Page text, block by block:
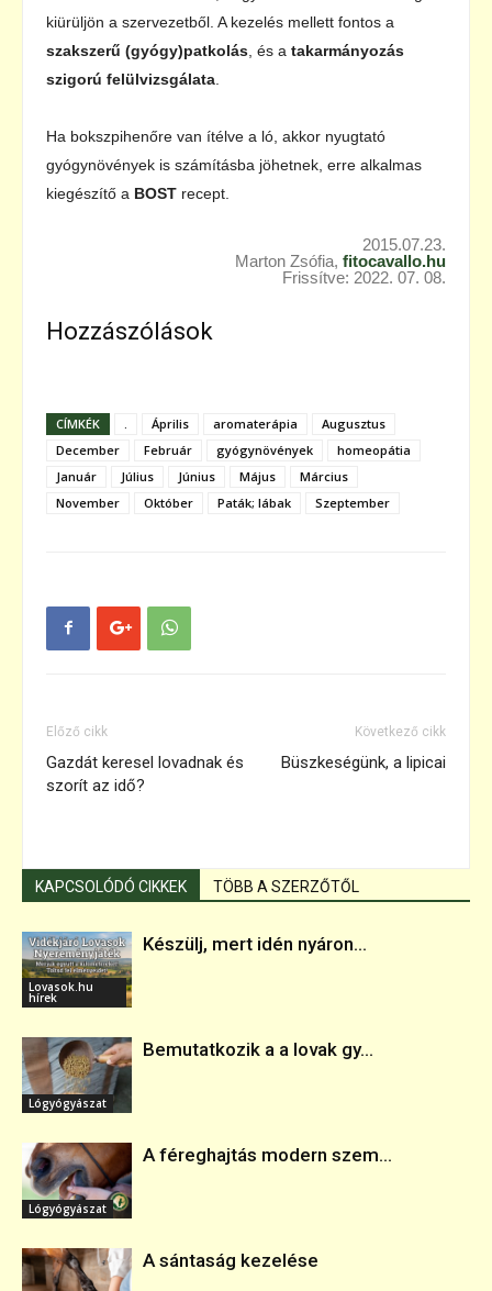
kiürüljön a szervezetből. A kezelés mellett fontos a
szakszerű (gyógy)patkolás , és a takarmányozás
szigorú felülvizsgálata
Ha bokszpihenőre van ítélve a ló, akkor nyugtató
gyógynövények is számításba jöhetnek, erre alkalmas
kiegészítő a BOST recept.
2015.07.23.
Marton Zsófia, fitocavallo.hu
Frissítve: 2022. 07. 08.
Hozzászólások
CÍMKÉK Április aromaterápia
Augusztus
December
Február gyógynövények
homeopátia
Január
Július Június Május
Március
November
Október Paták; lábak Szeptember
Előző cikk
Gazdát keresel lovadnak és
szorít az idő?
Következő cikk
Büszkeségünk, a lipicai
KAPCSOLÓDÓ CIKKEK TÖBB A SZERZŐTŐL
Lovasok.hu
hírek
Készülj, mert idén nyáron...
Lógyógyászat
Bemutatkozik a a lovak gy...
Lógyógyászat
A féreghajtás modern szem...
A sántaság kezelése